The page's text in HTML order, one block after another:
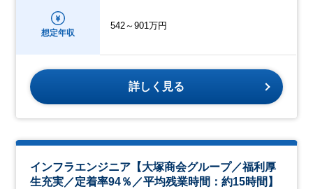
想定年収
542～901万円
詳しく見る
インフラエンジニア【大塚商会グループ／福利厚
生充実／定着率94％／平均残業時間：約15時間】